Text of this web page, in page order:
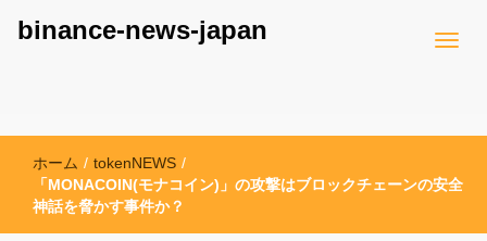
binance-news-japan
ホーム / tokenNEWS /
「MONACOIN(モナコイン)」の攻撃はブロックチェーンの安全
神話を脅かす事件か？